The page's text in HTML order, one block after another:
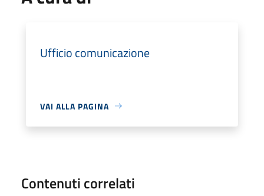
Ufficio comunicazione
VAI ALLA PAGINA
Contenuti correlati